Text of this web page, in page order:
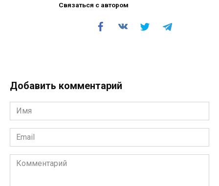
Связаться с автором
Добавить комментарий
Имя
*
Email
*
Комментарий